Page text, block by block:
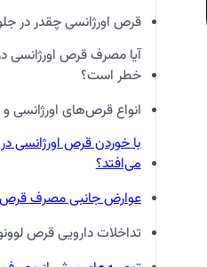
قرص اورژانسی چقدر در
آیا مصرف قرص اورژانسی
خطر است؟
انواع قرص‌های اورژانسی و
با خوردن قرص اورژانسی
می‌افتد؟
عوارض جانبی مصرف
تداخلات دارویی قرص